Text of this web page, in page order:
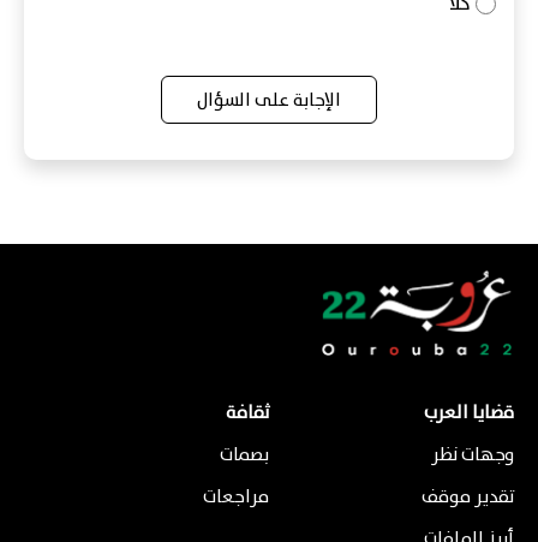
الإجابة على السؤال
قضايا العرب
وجهات نظر
تقدير موقف
ثقافة
بصمات
مراجعات